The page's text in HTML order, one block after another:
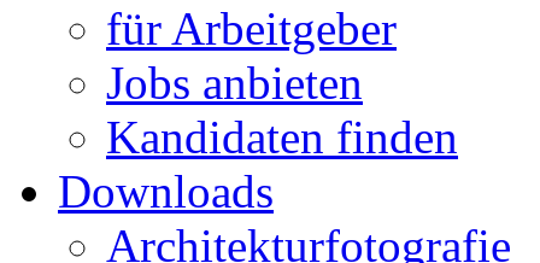
für Arbeitgeber
Jobs anbieten
Kandidaten finden
Downloads
Architekturfotografie